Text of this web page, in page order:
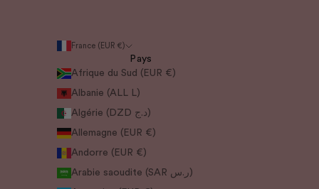
France (EUR €)
Pays
Afrique du Sud (EUR €)
Albanie (ALL L)
Algérie (DZD د.ج)
Allemagne (EUR €)
Andorre (EUR €)
Arabie saoudite (SAR ر.س)